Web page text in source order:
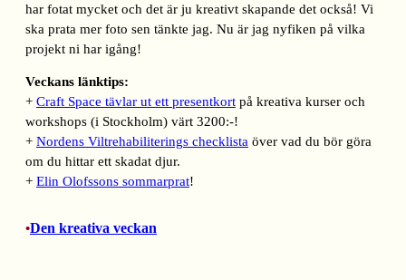
har fotat mycket och det är ju kreativt skapande det också! Vi
ska prata mer foto sen tänkte jag. Nu är jag nyfiken på vilka
projekt ni har igång!
Veckans länktips:
+ Craft Space tävlar ut ett presentkort på kreativa kurser och
workshops (i Stockholm) värt 3200:-!
+ Nordens Viltrehabiliterings checklista över vad du bör göra
om du hittar ett skadat djur.
+ Elin Olofssons sommarprat!
•Den kreativa veckan